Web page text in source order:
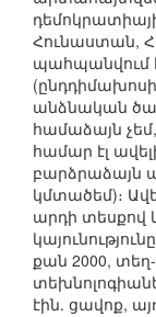
Հունաստան,
պահպանվում
անձնական
համաձայն
համար էլ
բարձրաձայն
կմտածեմ)։
արդի տեսքով
քան 2000, տեղ-
էին. ցավոք,